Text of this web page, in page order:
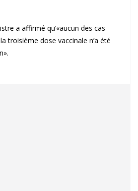
a affirmé qu’«aucun des cas
troisième dose vaccinale n’a été